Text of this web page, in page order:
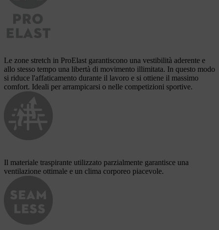
Le zone stretch in ProElast garantiscono una vestibilità aderente e
allo stesso tempo una libertà di movimento illimitata. In questo modo
si riduce l'affaticamento durante il lavoro e si ottiene il massimo
comfort. Ideali per arrampicarsi o nelle competizioni sportive.
Il materiale traspirante utilizzato parzialmente garantisce una
ventilazione ottimale e un clima corporeo piacevole.